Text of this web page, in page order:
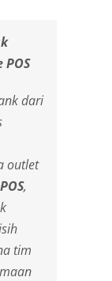
dari
outlet
,
tim